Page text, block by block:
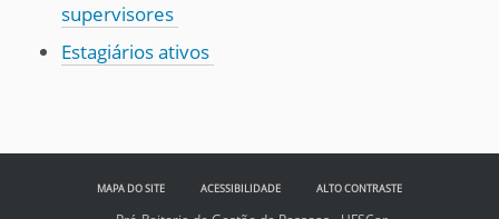
supervisores
Estagiários ativos
MAPA DO SITE ACESSIBILIDADE ALTO CONTRASTE